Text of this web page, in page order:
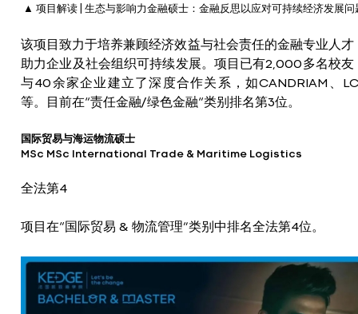
▲ 项目解读 | 生态与影响力金融硕士：金融反思以应对可持续经济发展问
该项目致力于培养兼顾经济效益与社会责任的金融专业人才
助力企业及社会组织可持续发展。项目已有2,000多名校友
与40余家企业建立了深度合作关系，如CANDRIAM、
等。目前在“责任金融/绿色金融“类别排名第3位。
国际贸易与海运物流硕士
MSc MSc International Trade & Maritime Logistics
全法第4
项目在“国际贸易 & 物流管理”类别中排名全法第4位。